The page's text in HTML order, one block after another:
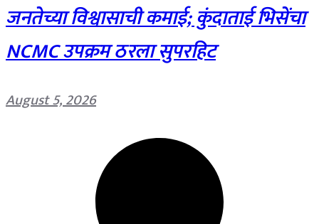
जनतेच्या विश्वासाची कमाई; कुंदाताई भिसेंचा
NCMC उपक्रम ठरला सुपरहिट
August 5, 2026